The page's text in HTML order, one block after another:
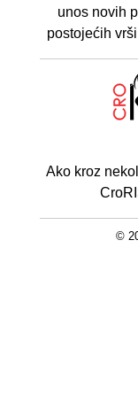
unos novih
postojećih
Ako kroz
©